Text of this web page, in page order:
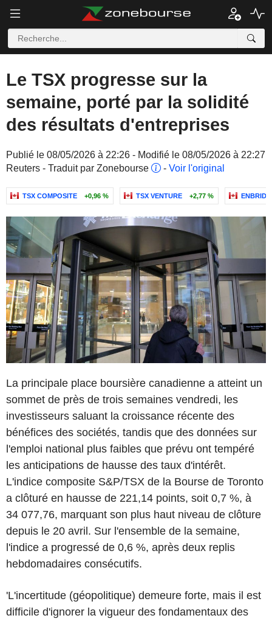
Le TSX progresse sur la
semaine, porté par la solidité
des résultats d'entreprises
Publié le 08/05/2026 à 22:26 - Modifié le 08/05/2026 à 22:27
Reuters - Traduit par Zonebourse
- Voir l'original
TSX COMPOSITE +0,96 % TSX VENTURE +2,77 %
La principale place boursière canadienne a atteint un
sommet de près de trois semaines vendredi, les
investisseurs saluant la croissance récente des
bénéfices des sociétés, tandis que des données sur
l'emploi national plus faibles que prévu ont tempéré
les anticipations de hausse des taux d'intérêt.
L'indice composite S&P/TSX de la Bourse de Toronto
a clôturé en hausse de 221,14 points, soit 0,7 %, à
34 077,76, marquant son plus haut niveau de clôture
depuis le 20 avril. Sur l'ensemble de la semaine,
l'indice a progressé de 0,6 %, après deux replis
hebdomadaires consécutifs.
'L'incertitude (géopolitique) demeure forte, mais il est
difficile d'ignorer la vigueur des fondamentaux des